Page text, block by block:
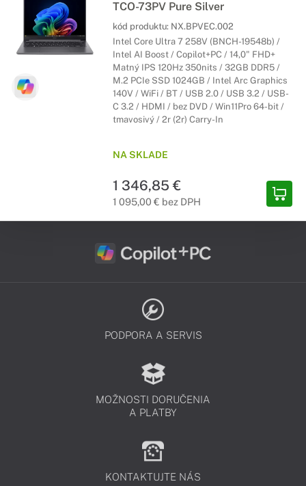
TCO-73PV Pure Silver
kód produktu: NX.BPVEC.002
Intel Core Ultra 7 258V (BNCH-19548b) /
Intel AI Boost / Copilot+PC / 14,0" FHD+
Matný IPS 120Hz 350nits / 32GB DDR5 /
M.2 PCIe SSD 1024GB / Intel Arc Graphics
140V / WiFi / BT / USB 2.0 / USB 3.2 / USB-
C 3.2 / HDMI / bez DVD / Win11Pro 64-bit /
tmavosivý / 2r (2r) Carry-In
NA SKLADE
1 346,85 €
1 095,00 € bez DPH
PODPORA A SERVIS
MOŽNOSTI DORUČENIA
A PLATBY
KONTAKTUJTE NÁS